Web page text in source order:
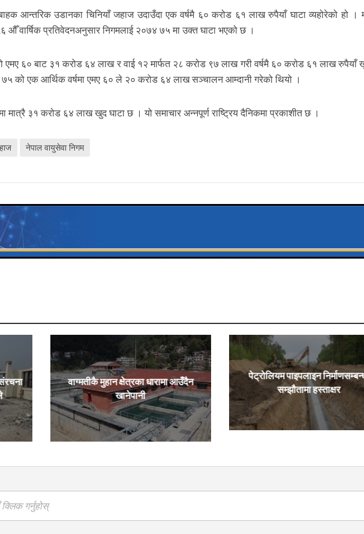
आन्तरिक उडानका चिनियाँ जहाज उदाउँदा एक वर्षमै ६० करोड ६१ लाख रुपैयाँ घाटा व्यहोरेको हो ।
औँ वार्षिक प्रतिवेदनअनुसार निगमलाई २०७४ ७५ मा उक्त घाटा भएको छ ।
एमए ६० बाट ३१ करोड ६४ लाख र वाई १२ मार्फत २८ करोड ९७ लाख गरी वर्षमै ६० करोड ६१ लाख रुपैयाँ
को एक आर्थिक वर्षमा एमए ६० ले २० करोड ६४ लाख सञ्चालन आम्दानी गरेको थियो ।
मात्रै ३१ करोड ६४ लाख खुद घाटा छ । यो समाचार अन्नपूर्ण राष्ट्रिय दैनिकमा प्रकाशीत छ ।
नेपाल वायुसेवा निगम
वाग्मतीकै मुहान क्षेत्रका धारामा आउँदैन
खानेपानी
पेट्रोलियम पाइपलाइन
सम्झौतामा हस्ताक्षर
क्लिक गर्नुहोस्